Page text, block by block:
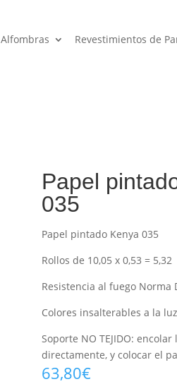
Alfombras Revestimientos de
Papel
035
Papel pintado Kenya 035
Rollos de 10,05 x 0,53 = 5,32
Resistencia al fuego Norma
Colores insalterables a la luz
Soporte NO TEJIDO: encolar
directamente, y colocar el
63,80€